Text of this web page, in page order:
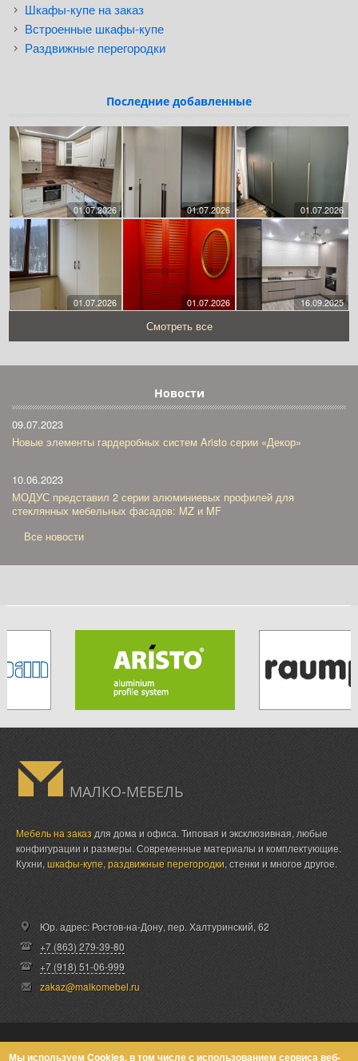
Шкафы-купе на заказ
Встроенные шкафы-купе
Раздвижные перегородки
Последние добавленные
01.07.2026 01.07.2026 01.07.2026
01.07.2026 01.07.2026 16.09.2025
Смотреть все
Новости
09.07.2023
Новые элементы гардеробных систем Aristo серии «Декор»
10.06.2023
МОДУС представил 2 серии алюминиевых профилей для
стеклянных мебельных фасадов: MZ и MF
Все новости
МАЛКО-МЕБЕЛЬ
Мебель на заказ для дома и офиса. Типовая и эксклюзивная, любые
конфигурации и размеры. Современные материалы и комплектующие.
Кухни, шкафы-купе, раздвижные перегородки, стенки и многое другое.
Юр. адрес: Ростов-на-Дону, пер. Халтуринский, 62
+7 (863) 279-39-80
+7 (918) 51-06-999
zakaz@malkomebel.ru
© Малко-Мебель 2013-2026
Мы используем Cookies, в том числе с использованием сервиса веб-